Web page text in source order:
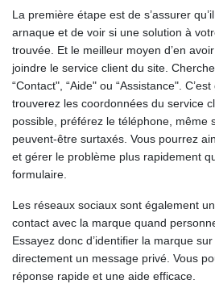
La première étape est de s’assurer
arnaque et de voir si une solution à
trouvée. Et le meilleur moyen d’en
joindre le service client du site.
“Contact", “Aide" ou “Assistance".
trouverez les coordonnées du service
possible, préférez le téléphone, même
peuvent-être surtaxés. Vous pourrez
et gérer le problème plus rapidement
formulaire.
Les réseaux sociaux sont également
contact avec la marque quand
Essayez donc d’identifier la marque
directement un message privé. Vous
réponse rapide et une aide efficace.